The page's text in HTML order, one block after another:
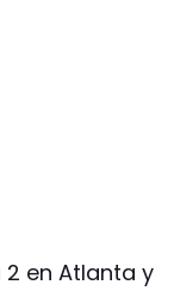
2 en Atlanta y